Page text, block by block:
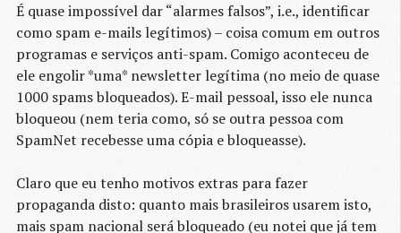
É quase impossível dar “alarmes falsos”, i.e., identificar
como spam e-mails legítimos) – coisa comum em outros
programas e serviços anti-spam. Comigo aconteceu de
ele engolir *uma* newsletter legítima (no meio de quase
1000 spams bloqueados). E-mail pessoal, isso ele nunca
bloqueou (nem teria como, só se outra pessoa com
SpamNet recebesse uma cópia e bloqueasse).
Claro que eu tenho motivos extras para fazer
propaganda disto: quanto mais brasileiros usarem isto,
mais spam nacional será bloqueado (eu notei que já tem